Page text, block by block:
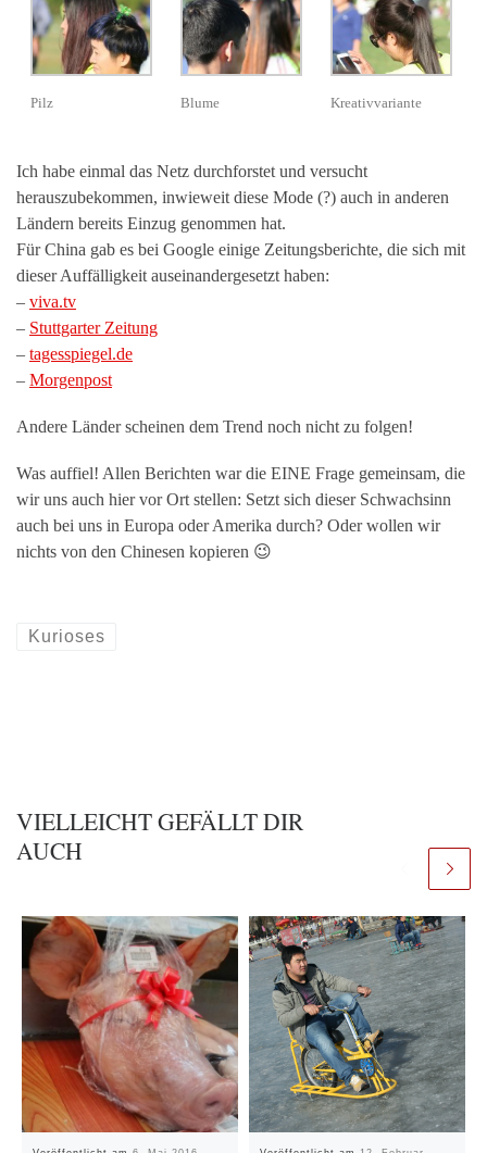
Pilz Blume Kreativvariante
Ich habe einmal das Netz durchforstet und versucht
herauszubekommen, inwieweit diese Mode (?) auch in anderen
Ländern bereits Einzug genommen hat.
Für China gab es bei Google einige Zeitungsberichte, die sich mit
dieser Auffälligkeit auseinandergesetzt haben:
– viva.tv
– Stuttgarter Zeitung
– tagesspiegel.de
– Morgenpost
Andere Länder scheinen dem Trend noch nicht zu folgen!
Was auffiel! Allen Berichten war die EINE Frage gemeinsam, die
wir uns auch hier vor Ort stellen: Setzt sich dieser Schwachsinn
auch bei uns in Europa oder Amerika durch? Oder wollen wir
nichts von den Chinesen kopieren 😉
Kurioses
VIELLEICHT GEFÄLLT DIR
AUCH